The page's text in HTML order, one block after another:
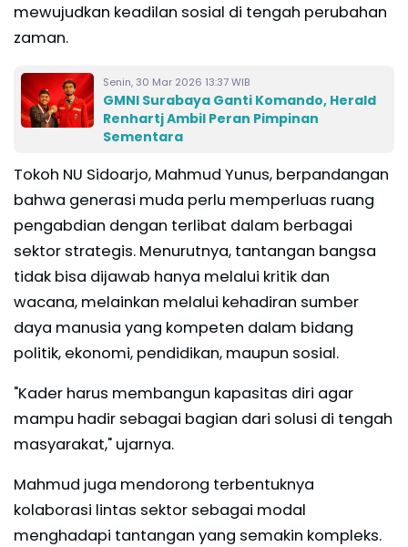
mewujudkan keadilan sosial di tengah perubahan
zaman.
Senin, 30 Mar 2026 13:37 WIB
GMNI Surabaya Ganti Komando, Herald
Renhartj Ambil Peran Pimpinan
Sementara
Tokoh NU Sidoarjo, Mahmud Yunus, berpandangan
bahwa generasi muda perlu memperluas ruang
pengabdian dengan terlibat dalam berbagai
sektor strategis. Menurutnya, tantangan bangsa
tidak bisa dijawab hanya melalui kritik dan
wacana, melainkan melalui kehadiran sumber
daya manusia yang kompeten dalam bidang
politik, ekonomi, pendidikan, maupun sosial.
"Kader harus membangun kapasitas diri agar
mampu hadir sebagai bagian dari solusi di tengah
masyarakat," ujarnya.
Mahmud juga mendorong terbentuknya
kolaborasi lintas sektor sebagai modal
menghadapi tantangan yang semakin kompleks.